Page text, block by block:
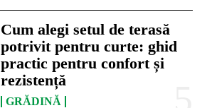
Cum alegi setul de terasă
potrivit pentru curte: ghid
practic pentru confort și
rezistență
GRĂDINĂ